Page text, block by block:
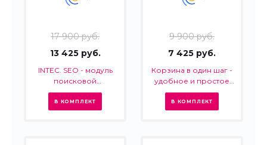
17 900 руб.
13 425 руб.
INTEC. SEO - модуль
поисковой
оптимизации: seo -
фильтр, генерация
сео - текстов, H1, мета-
В КОМПЛЕКТ
9 900 руб.
7 425 руб.
Корзина в один шаг -
удобное и простое
оформление заказа в
интернет-магазине
В КОМПЛЕКТ